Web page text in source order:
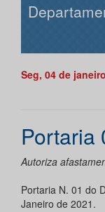
Seg, 04 de
Portaria
Autoriza
Portaria N. 01 do
Janeiro de 2021.